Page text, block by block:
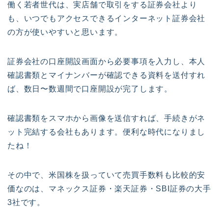
働く若者世代は、実店舗で取引をする証券会社より
も、いつでもアクセスできるインターネット証券会社
の方が使いやすいと思います。
証券会社の口座開設画面から必要事項を入力し、本人
確認書類とマイナンバーが確認できる資料を送付すれ
ば、数日〜数週間で口座開設が完了します。
確認書類をスマホから画像を送信すれば、手続きがネ
ット完結する会社もあります。便利な時代になりまし
たね！
その中で、米国株を扱っていて売買手数料も比較的安
価なのは、マネックス証券・楽天証券・SBI証券の大手
3社です。